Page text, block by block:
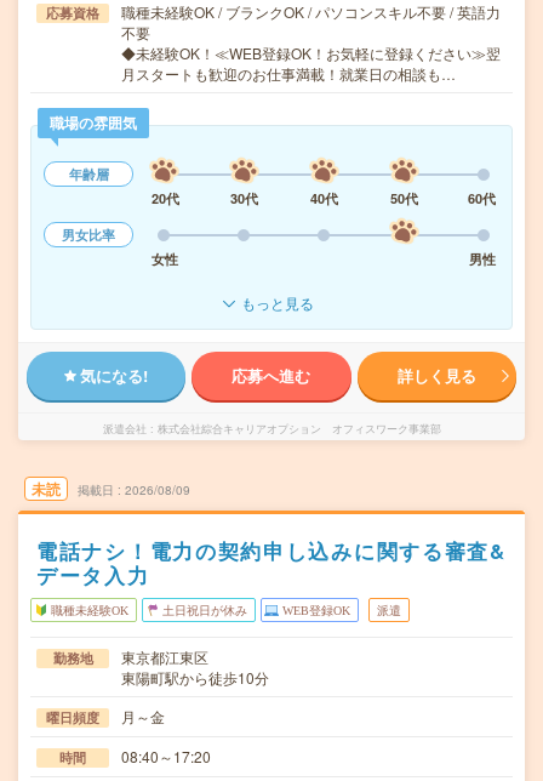
応募資格
職種未経験OK / ブランクOK / パソコンスキル不要 / 英語力
不要
◆未経験OK！≪WEB登録OK！お気軽に登録ください≫翌
月スタートも歓迎のお仕事満載！就業日の相談も…
職場の雰囲気
年齢層
20代
30代 40代 50代
60代
男女比率
女性
男性
もっと見る
気になる! 応募へ進む 詳しく見る
派遣会社 株式会社綜合キャリアオプション オフィスワーク事業部
未読 掲載日 2026/08/09
電話ナシ！電力の契約申し込みに関する審査&
データ入力
職種未経験OK 土日祝日が休み WEB登録OK 派遣
勤務地
東京都江東区
東陽町駅から徒歩10分
曜日頻度 月～金
時間 08:40～17:20